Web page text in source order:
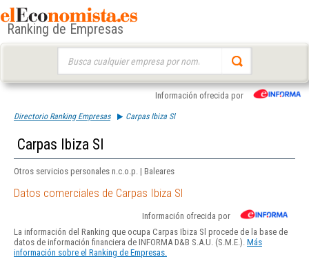
Ranking de Empresas
Información ofrecida por
Directorio Ranking Empresas Carpas Ibiza Sl
Carpas Ibiza Sl
Otros servicios personales n.c.o.p. | Baleares
Datos comerciales de Carpas Ibiza Sl
Información ofrecida por
La información del Ranking que ocupa Carpas Ibiza Sl procede de la base de
datos de información financiera de INFORMA D&B S.A.U. (S.M.E.). Más
información sobre el Ranking de Empresas.